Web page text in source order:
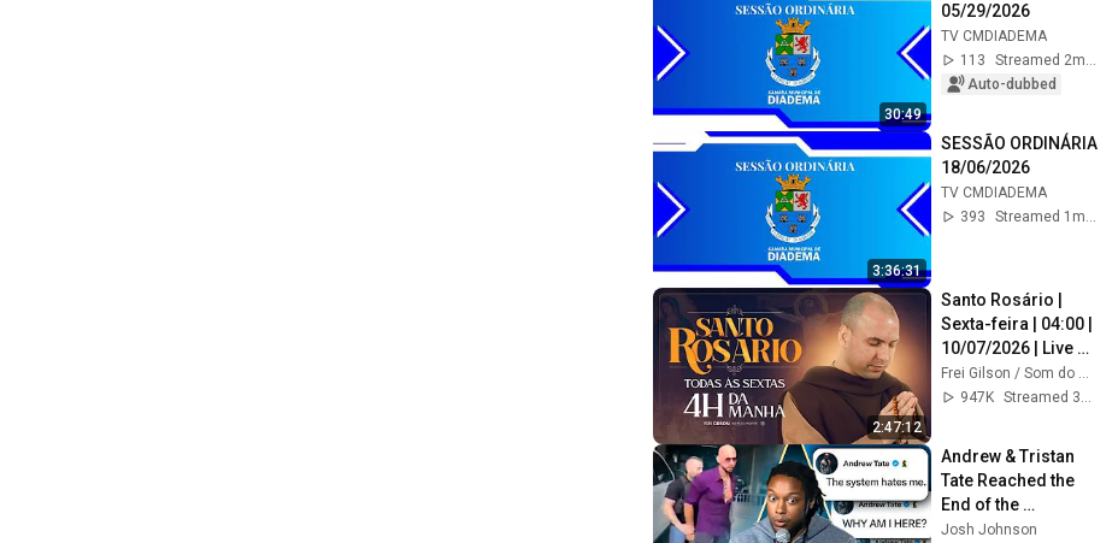
30:49
05/29/2026
TV CMDIADEMA
113
Streamed 2mo ago
Auto-dubbed
3:36:31
SESSÃO ORDINÁRIA
18/06/2026
TV CMDIADEMA
393
Streamed 1mo ago
2:47:12
Santo Rosário |
Sexta-feira | 04:00 |
10/07/2026 | Live
Ao vivo
Frei Gilson / Som do Monte - OFICIAL
947K
Streamed 3w ago
Andrew & Tristan
Tate Reached the
End of the
Algorithm
Josh Johnson